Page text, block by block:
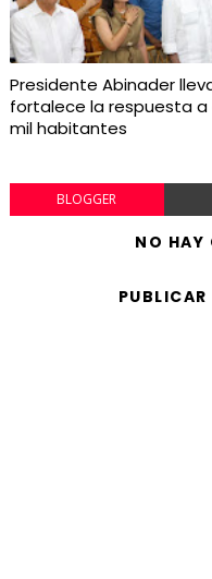
Presidente Abinader
fortalece la respuesta a
mil habitantes
BLOGGER
NO HAY